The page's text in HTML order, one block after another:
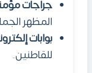
جراجات
المظهر
بوابات
للقاطنين.